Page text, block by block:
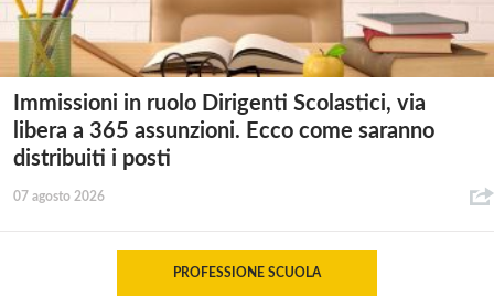
Immissioni in ruolo Dirigenti Scolastici, via
libera a 365 assunzioni. Ecco come saranno
distribuiti i posti
07 agosto 2026
PROFESSIONE SCUOLA